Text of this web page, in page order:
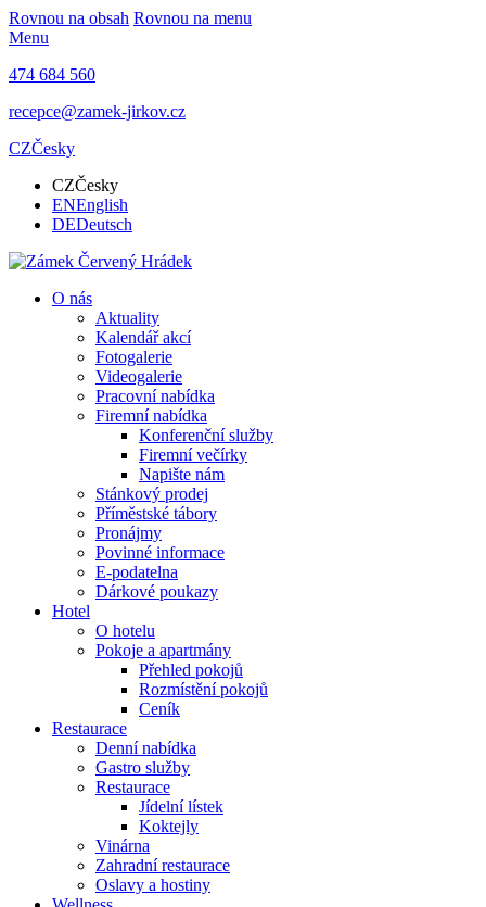
Rovnou na obsah Rovnou na menu
Menu
474 684 560
recepce@zamek-jirkov.cz
CZČesky
CZČesky
ENEnglish
DEDeutsch
O nás
Aktuality
Kalendář akcí
Fotogalerie
Videogalerie
Pracovní nabídka
Firemní nabídka
Konferenční služby
Firemní večírky
Napište nám
Stánkový prodej
Příměstské tábory
Pronájmy
Povinné informace
E-podatelna
Dárkové poukazy
Hotel
O hotelu
Pokoje a apartmány
Přehled pokojů
Rozmístění pokojů
Ceník
Restaurace
Denní nabídka
Gastro služby
Restaurace
Jídelní lístek
Koktejly
Vinárna
Zahradní restaurace
Oslavy a hostiny